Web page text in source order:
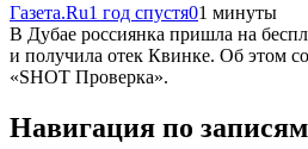
Газета.Ru1 год спустя01 минуты
В Дубае россиянка пришла на
и получила отек Квинке. Об этом
«SHOT Проверка».
Навигация по записям